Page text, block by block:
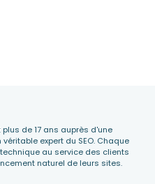
de 17 ans auprès d'une
expert du SEO. Chaque
au service des clients
naturel de leurs sites.